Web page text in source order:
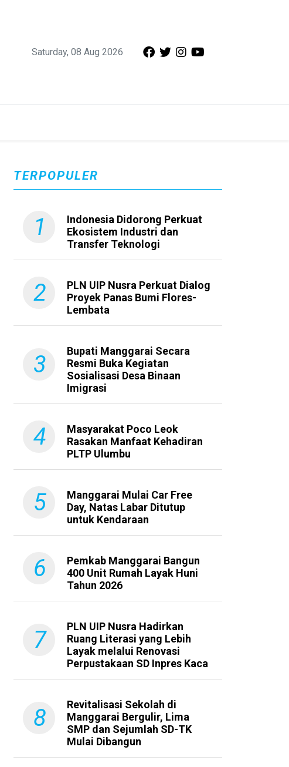
Saturday, 08 Aug 2026
TERPOPULER
1
Indonesia Didorong Perkuat
Ekosistem Industri dan
Transfer Teknologi
2
PLN UIP Nusra Perkuat Dialog
Proyek Panas Bumi Flores-
Lembata
3
Bupati Manggarai Secara
Resmi Buka Kegiatan
Sosialisasi Desa Binaan
Imigrasi
4
Masyarakat Poco Leok
Rasakan Manfaat Kehadiran
PLTP Ulumbu
5
Manggarai Mulai Car Free
Day, Natas Labar Ditutup
untuk Kendaraan
6
Pemkab Manggarai Bangun
400 Unit Rumah Layak Huni
Tahun 2026
7
PLN UIP Nusra Hadirkan
Ruang Literasi yang Lebih
Layak melalui Renovasi
Perpustakaan SD Inpres Kaca
8
Revitalisasi Sekolah di
Manggarai Bergulir, Lima
SMP dan Sejumlah SD-TK
Mulai Dibangun